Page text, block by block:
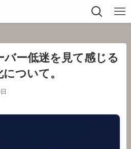
バー低迷を見て感じる
ついて。